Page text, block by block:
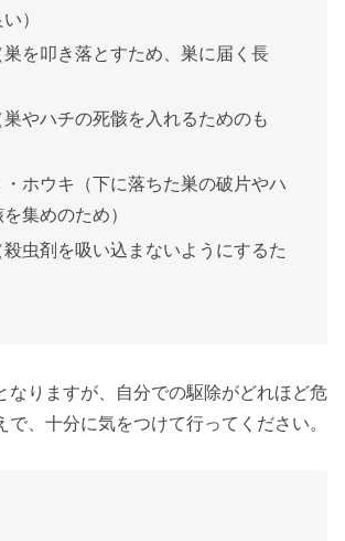
）
を叩き落とすため、巣に届く長
巣やハチの死骸を入れるためのも
・ホウキ（下に落ちた巣の破片やハ
集めのため）
虫剤を吸い込まないようにするた
なりますが、自分での駆除がどれほど危
で、十分に気をつけて行ってください。